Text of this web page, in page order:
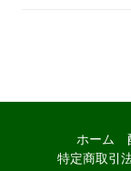
ホーム
特定商取引